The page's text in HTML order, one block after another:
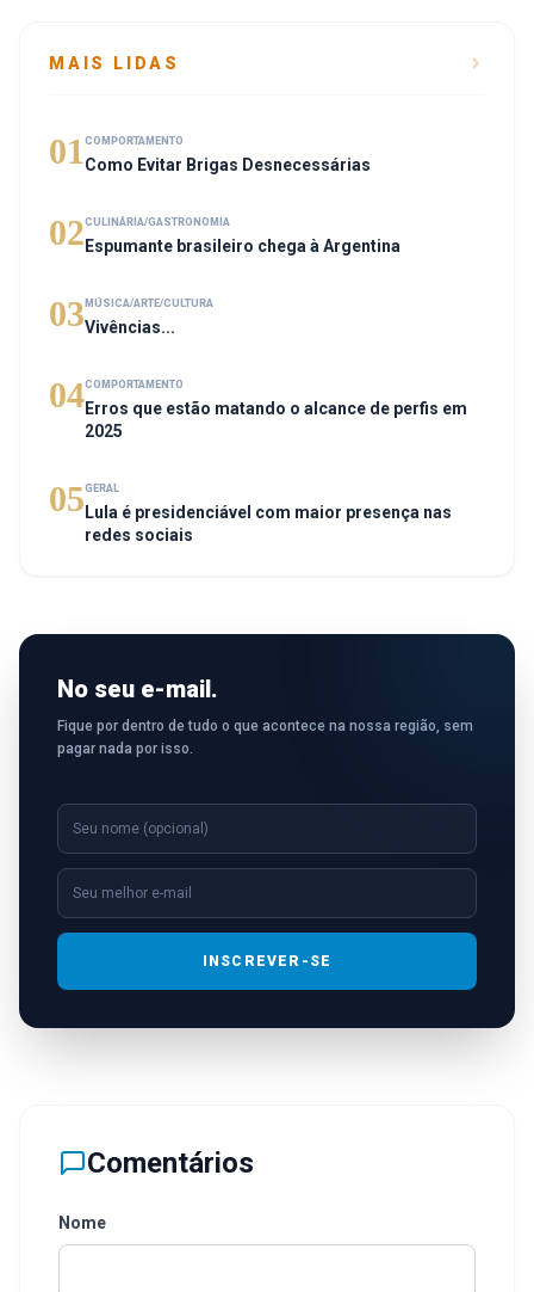
MAIS LIDAS
01 COMPORTAMENTO
Como Evitar Brigas Desnecessárias
02CULINÁRIA/GASTRONOMIA
Espumante brasileiro chega à Argentina
03 MÚSICA/ARTE/CULTURA
Vivências...
04COMPORTAMENTO
Erros que estão matando o alcance de perfis em
2025
05GERAL
Lula é presidenciável com maior presença nas
redes sociais
No seu e-mail.
Fique por dentro de tudo o que acontece na nossa região, sem
pagar nada por isso.
INSCREVER-SE
Comentários
Nome